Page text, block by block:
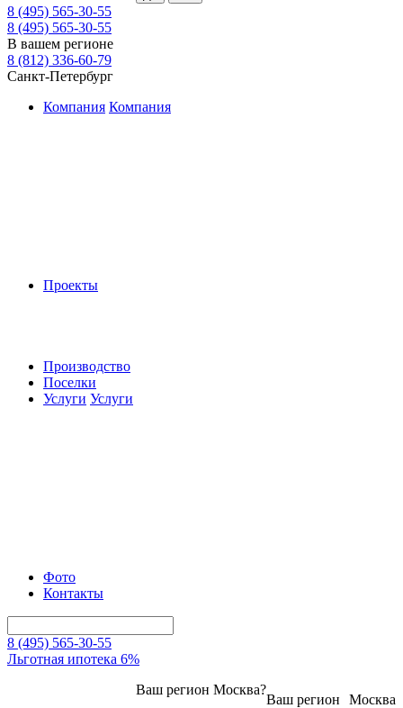
8 (495) 565-30-55
8 (495) 565-30-55
В вашем регионе
8 (812) 336-60-79
Санкт-Петербург
Компания Компания
Проекты
Производство
Поселки
Услуги Услуги
Фото
Контакты
8 (495) 565-30-55
Льготная ипотека 6%
Москва
Ваш регион
Ваш регион Москва?